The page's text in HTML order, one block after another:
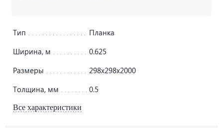
Тип
Планка
Ширина, м
0.625
Размеры
298х298х2000
Толщина, мм
0.5
Все характеристики